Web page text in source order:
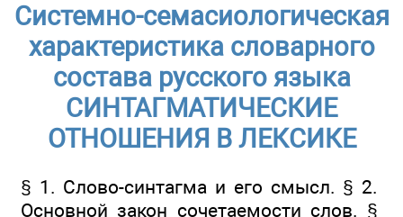
Системно-семасиологическая
характеристика словарного
состава русского языка
СИНТАГМАТИЧЕСКИЕ
ОТНОШЕНИЯ В ЛЕКСИКЕ
§ 1. Слово-синтагма и его смысл. § 2.
Основной закон сочетаемости слов. §